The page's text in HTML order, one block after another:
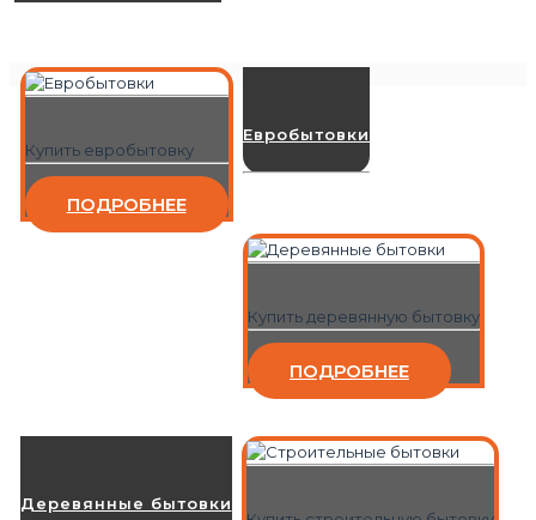
Купить евробытовку
ПОДРОБНЕЕ
Евробытовки
Купить деревянную бытовку
ПОДРОБНЕЕ
Деревянные бытовки